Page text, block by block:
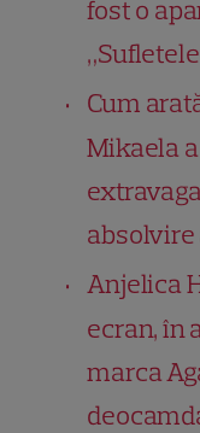
fost o
Cum
Mikaela
absolvire
Anjelica
ecran, în
marca